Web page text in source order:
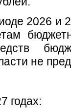
2026 и
не
годах: